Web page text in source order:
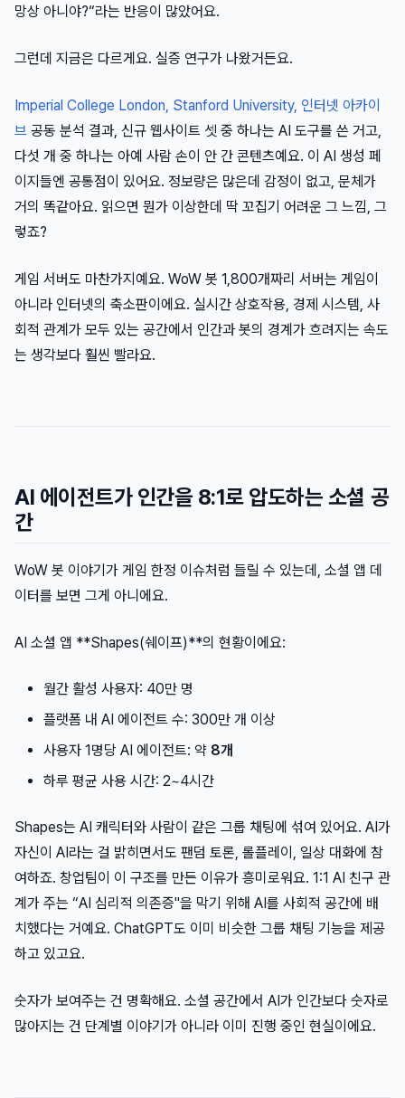
망상 아니야?“라는 반응이 많았어요.
그런데 지금은 다르게요. 실증 연구가 나왔거든요.
Imperial College London, Stanford University, 인터넷 아카이
브 공동 분석 결과, 신규 웹사이트 셋 중 하나는 AI 도구를 쓴 거고,
다섯 개 중 하나는 아예 사람 손이 안 간 콘텐츠예요. 이 AI 생성 페
이지들엔 공통점이 있어요. 정보량은 많은데 감정이 없고, 문체가
거의 똑같아요. 읽으면 뭔가 이상한데 딱 꼬집기 어려운 그 느낌, 그
렇죠?
게임 서버도 마찬가지예요. WoW 봇 1,800개짜리 서버는 게임이
아니라 인터넷의 축소판이에요. 실시간 상호작용, 경제 시스템, 사
회적 관계가 모두 있는 공간에서 인간과 봇의 경계가 흐려지는 속도
는 생각보다 훨씬 빨라요.
AI 에이전트가 인간을 8:1로 압도하는 소셜 공
간
WoW 봇 이야기가 게임 한정 이슈처럼 들릴 수 있는데, 소셜 앱 데
이터를 보면 그게 아니에요.
AI 소셜 앱 **Shapes(쉐이프)**의 현황이에요:
월간 활성 사용자: 40만 명
플랫폼 내 AI 에이전트 수: 300만 개 이상
사용자 1명당 AI 에이전트: 약 8개
하루 평균 사용 시간: 2~4시간
Shapes는 AI 캐릭터와 사람이 같은 그룹 채팅에 섞여 있어요. AI가
자신이 AI라는 걸 밝히면서도 팬덤 토론, 롤플레이, 일상 대화에 참
여하죠. 창업팀이 이 구조를 만든 이유가 흥미로워요. 1:1 AI 친구 관
계가 주는 “AI 심리적 의존증"을 막기 위해 AI를 사회적 공간에 배
치했다는 거예요. ChatGPT도 이미 비슷한 그룹 채팅 기능을 제공
하고 있고요.
숫자가 보여주는 건 명확해요. 소셜 공간에서 AI가 인간보다 숫자로
많아지는 건 단계별 이야기가 아니라 이미 진행 중인 현실이에요.